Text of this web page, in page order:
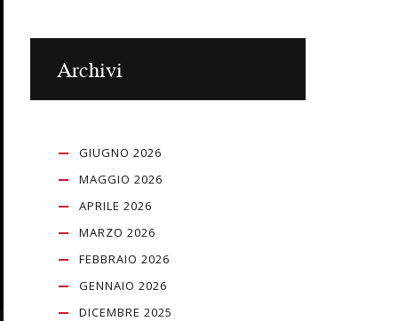
Archivi
GIUGNO 2026
MAGGIO 2026
APRILE 2026
MARZO 2026
FEBBRAIO 2026
GENNAIO 2026
DICEMBRE 2025